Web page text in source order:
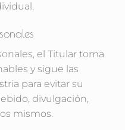
el Titular toma
y sigue las
para evitar su
divulgación,
mismos.